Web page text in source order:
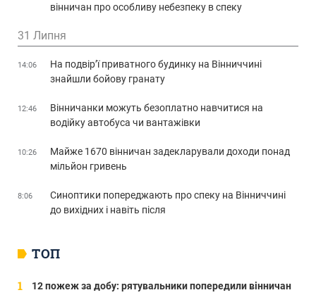
ТОП
12 пожеж за добу: рятувальники попередили вінничан
вінничан про особливу небезпеку в спеку
31 Липня
14:06
На подвір’ї приватного будинку на Вінниччині
знайшли бойову гранату
12:46
Вінничанки можуть безоплатно навчитися на
водійку автобуса чи вантажівки
10:26
Майже 1670 вінничан задекларували доходи понад
мільйон гривень
8:06
Синоптики попереджають про спеку на Вінниччині
до вихідних і навіть після